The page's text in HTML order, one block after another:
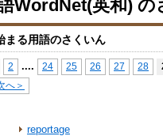
WordNet(英和) の
まる用語のさくいん
2 .... 24 25 26 27 28
へ＞
reportage